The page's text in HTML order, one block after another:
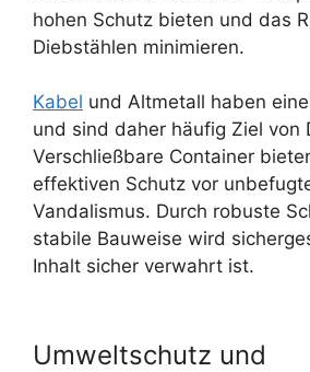
hohen Schutz bieten und das
Diebstählen minimieren.
Kabel und Altmetall haben
und sind daher häufig Ziel von
Verschließbare Container
effektiven Schutz vor
Vandalismus. Durch robuste
stabile Bauweise wird
Inhalt sicher verwahrt ist.
Umweltschutz und